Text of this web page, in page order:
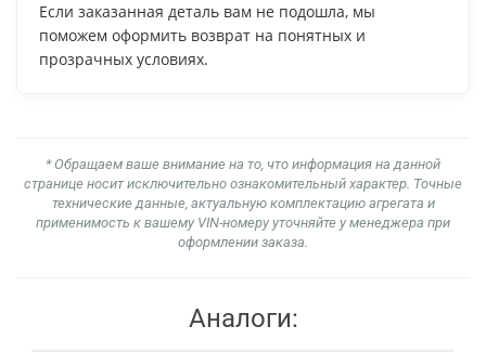
Если заказанная деталь вам не подошла, мы
поможем оформить возврат на понятных и
прозрачных условиях.
* Обращаем ваше внимание на то, что информация на данной
странице носит исключительно ознакомительный характер. Точные
технические данные, актуальную комплектацию агрегата и
применимость к вашему VIN-номеру уточняйте у менеджера при
оформлении заказа.
Аналоги: